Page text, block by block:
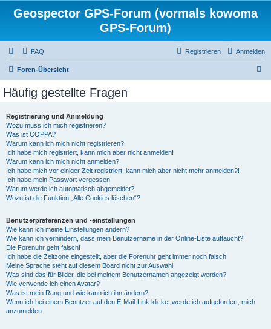
Geospector GPS-Forum (vormals kowoma
GPS-Forum)
FAQ Anmelden
Registrieren
Foren-Übersicht
Häufig gestellte Fragen
Registrierung und Anmeldung
Wozu muss ich mich registrieren?
Was ist COPPA?
Warum kann ich mich nicht registrieren?
Ich habe mich registriert, kann mich aber nicht anmelden!
Warum kann ich mich nicht anmelden?
Ich habe mich vor einiger Zeit registriert, kann mich aber nicht mehr anmelden?!
Ich habe mein Passwort vergessen!
Warum werde ich automatisch abgemeldet?
Wozu ist die Funktion „Alle Cookies löschen“?
Benutzerpräferenzen und -einstellungen
Wie kann ich meine Einstellungen ändern?
Wie kann ich verhindern, dass mein Benutzername in der Online-Liste auftaucht?
Die Forenuhr geht falsch!
Ich habe die Zeitzone eingestellt, aber die Forenuhr geht immer noch falsch!
Meine Sprache steht auf diesem Board nicht zur Auswahl!
Was sind das für Bilder, die bei meinem Benutzernamen angezeigt werden?
Wie verwende ich einen Avatar?
Was ist mein Rang und wie kann ich ihn ändern?
Wenn ich bei einem Benutzer auf den E-Mail-Link klicke, werde ich aufgefordert, mich
anzumelden.